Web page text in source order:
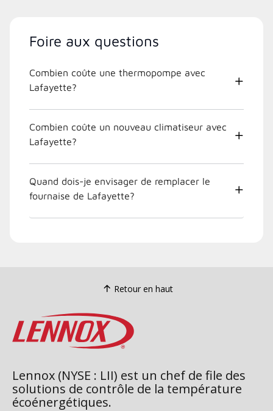
Foire aux questions
Combien coûte une thermopompe avec
Lafayette?
Combien coûte un nouveau climatiseur avec
Lafayette?
Quand dois-je envisager de remplacer le
fournaise de Lafayette?
Retour en haut
Lennox (NYSE : LII) est un chef de file des
solutions de contrôle de la température
écoénergétiques.